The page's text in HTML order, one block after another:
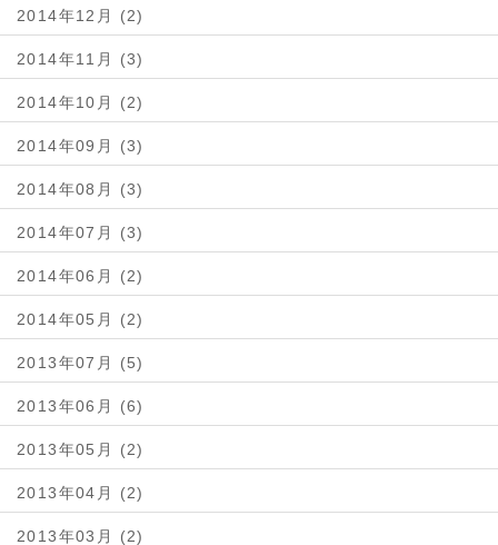
2014年12月 (2)
2014年11月 (3)
2014年10月 (2)
2014年09月 (3)
2014年08月 (3)
2014年07月 (3)
2014年06月 (2)
2014年05月 (2)
2013年07月 (5)
2013年06月 (6)
2013年05月 (2)
2013年04月 (2)
2013年03月 (2)